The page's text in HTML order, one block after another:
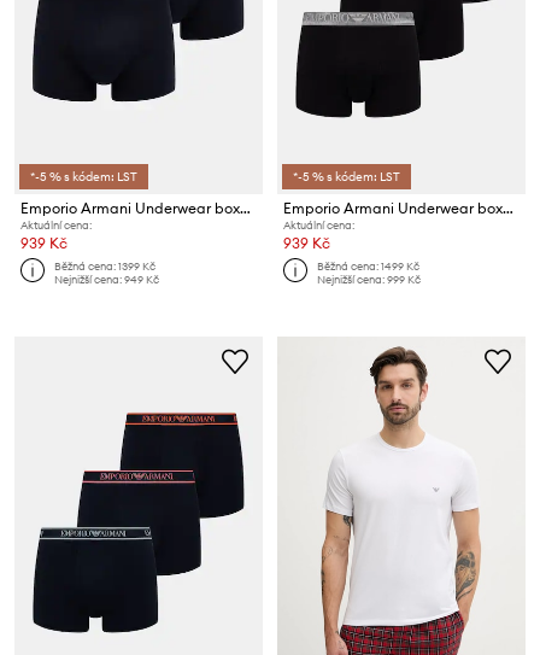
*-5 % s kódem: LST
Emporio Armani Underwear boxerky pánské bavlněné 2-pack
Aktuální cena:
939 Kč
Běžná cena:1399 Kč
Nejnižší cena:949 Kč
*-5 % s kódem: LST
Emporio Armani Underwear boxerky pánské s bavlnou 3-pack
Aktuální cena:
939 Kč
Běžná cena:1499 Kč
Nejnižší cena:999 Kč